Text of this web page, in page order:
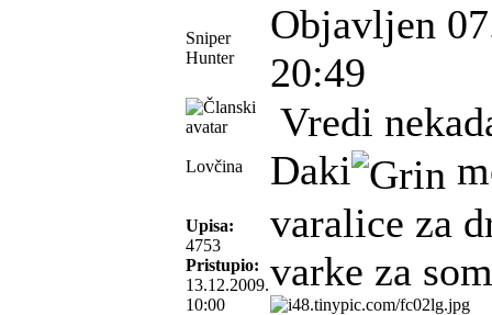
Sniper
Hunter
Objavljen
20:49
Lovčina
Upisa:
4753
Pristupio:
13.12.2009.
10:00
Vredi
Daki
varalice za
varke za